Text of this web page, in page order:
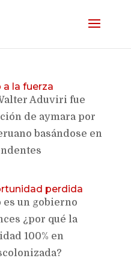
la fuerza
Aduviri fue
de aymara por
basándose en
perdida
un gobierno
¿por qué la
100% en